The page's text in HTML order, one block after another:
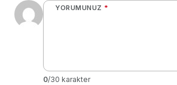
YORUMUNUZ *
0/30 karakter